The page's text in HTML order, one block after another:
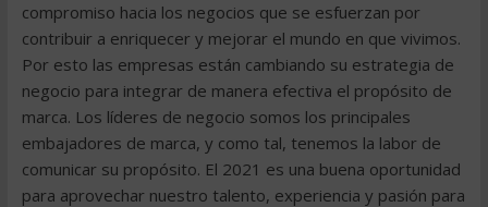
compromiso hacia los negocios que se esfuerzan por
contribuir a enriquecer y mejorar el mundo en que vivimos.
Por esto las empresas están cambiando su estrategia de
negocio para integrar de manera efectiva el propósito de
marca. Los líderes de negocio somos los principales
embajadores de marca, y como tal, tenemos la labor de
comunicar su propósito. El 2021 es una buena oportunidad
para aprovechar nuestro talento, experiencia y pasión para